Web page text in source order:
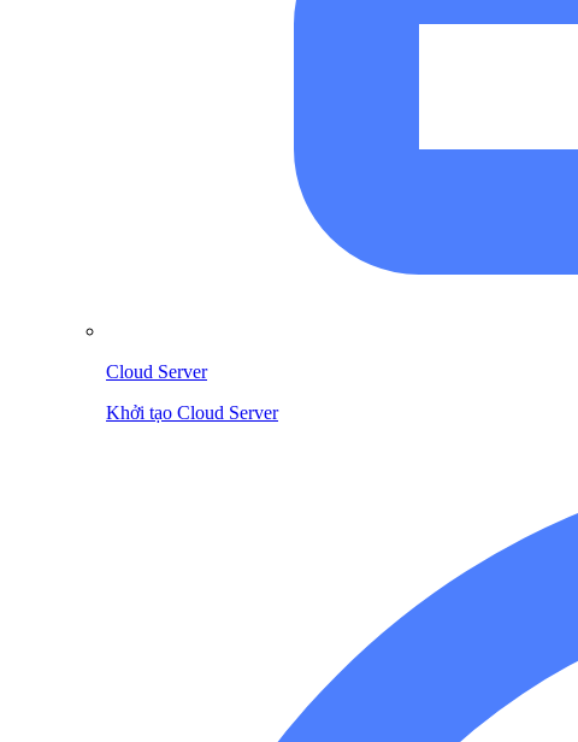
Cloud Server
Khởi tạo Cloud Server